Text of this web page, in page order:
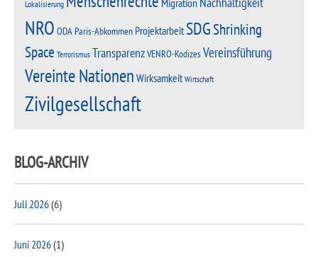
Lokalisierung Migration
NRO ODAParis-Abkommen ProjektarbeitSDGShrinking
Space TerrorismusTransparenzVENRO-KodizesVereinsführung
Vereinte Nationen Wirksamkeit Wirtschaft
Zivilgesellschaft
BLOG-ARCHIV
Juli 2026(6)
Juni 2026(1)